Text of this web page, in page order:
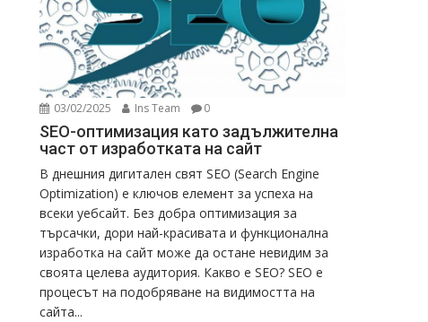
03/02/2025 Ins Team 0
SEO-оптимизация като задължителна
част от изработката на сайт
В днешния дигитален свят SEO (Search Engine
Optimization) е ключов елемент за успеха на
всеки уебсайт. Без добра оптимизация за
търсачки, дори най-красивата и функционална
изработка на сайт може да остане невидим за
своята целева аудитория. Какво е SEO? SEO е
процесът на подобряване на видимостта на
сайта...